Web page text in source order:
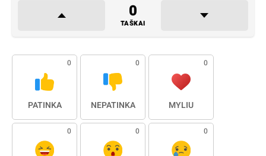
0
TAŠKAI
0
PATINKA
0
NEPATINKA
0
MYLIU
0 0 0